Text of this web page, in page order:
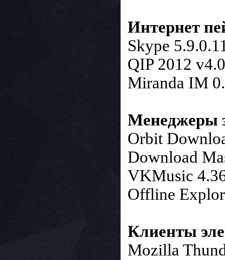
Интернет
Skype
QIP 2012
Miranda IM
Менеджеры
Orbit
Download
VKMusic
Offline
Клиенты
Mozilla